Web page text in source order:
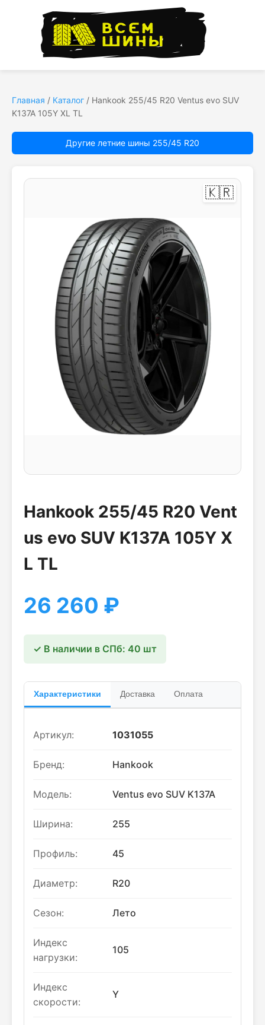
Главная / Каталог / Hankook 255/45 R20 Ventus evo SUV
K137A 105Y XL TL
Другие летние шины 255/45 R20
🇰🇷
Hankook 255/45 R20 Vent
us evo SUV K137A 105Y X
L TL
26 260 ₽
✓ В наличии в СПб: 40 шт
Характеристики Доставка Оплата
Артикул: 1031055
Бренд: Hankook
Модель: Ventus evo SUV K137A
Ширина: 255
Профиль: 45
Диаметр: R20
Сезон: Лето
Индекс
нагрузки:
105
Индекс
скорости:
Y